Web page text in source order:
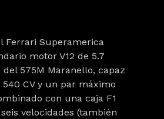
Ferrari Superamerica
motor V12 de 5.7
del 575M Maranello, capaz
540 CVy un par máximo
con una caja F1
velocidades (también